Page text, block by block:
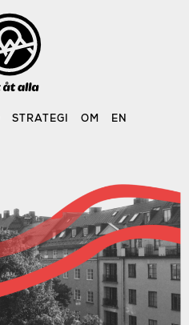
STRATEGI OM EN